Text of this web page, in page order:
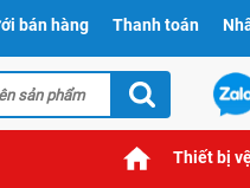
bán hàng Thanh toán
Thiết bị